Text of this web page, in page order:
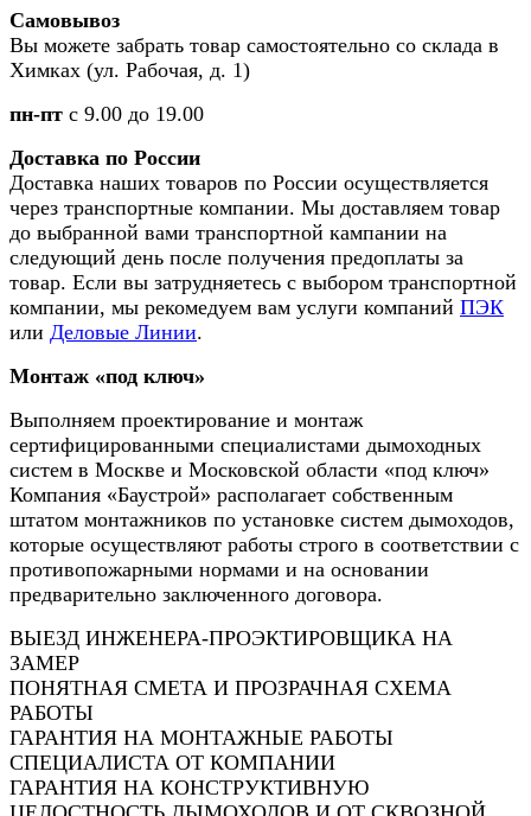
Самовывоз
Вы можете забрать товар самостоятельно со склада в
Химках (ул. Рабочая, д. 1)
пн-пт с 9.00 до 19.00
Доставка по России
Доставка наших товаров по России осуществляется
через транспортные компании. Мы доставляем товар
до выбранной вами транспортной кампании на
следующий день после получения предоплаты за
товар. Если вы затрудняетесь с выбором транспортной
компании, мы рекомедуем вам услуги компаний ПЭК
или Деловые Линии.
Монтаж «под ключ»
Выполняем проектирование и монтаж
сертифицированными специалистами дымоходных
систем в Москве и Московской области «под ключ»
Компания «Баустрой» располагает собственным
штатом монтажников по установке систем дымоходов,
которые осуществляют работы строго в соответствии с
противопожарными нормами и на основании
предварительно заключенного договора.
ВЫЕЗД ИНЖЕНЕРА-ПРОЭКТИРОВЩИКА НА
ЗАМЕР
ПОНЯТНАЯ СМЕТА И ПРОЗРАЧНАЯ СХЕМА
РАБОТЫ
ГАРАНТИЯ НА МОНТАЖНЫЕ РАБОТЫ
СПЕЦИАЛИСТА ОТ КОМПАНИИ
ГАРАНТИЯ НА КОНСТРУКТИВНУЮ